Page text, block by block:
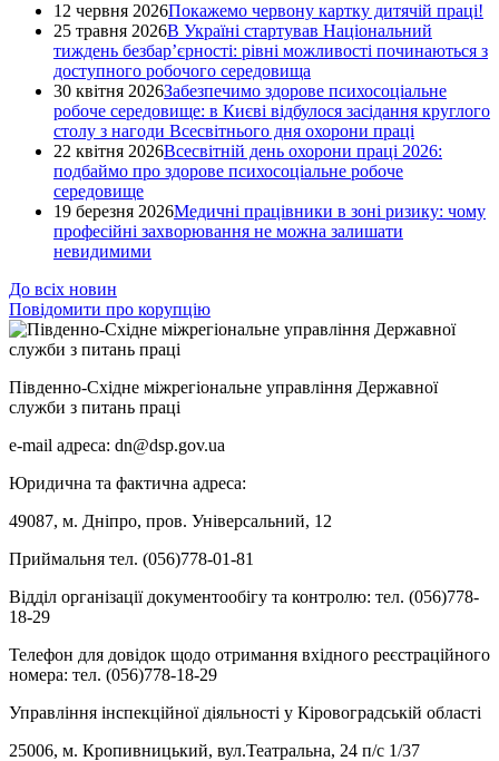
12 червня 2026Покажемо червону картку дитячій праці!
25 травня 2026В Україні стартував Національний
тиждень безбар’єрності: рівні можливості починаються з
доступного робочого середовища
30 квітня 2026Забезпечимо здорове психосоціальне
робоче середовище: в Києві відбулося засідання круглого
столу з нагоди Всесвітнього дня охорони праці
22 квітня 2026Всесвітній день охорони праці 2026:
подбаймо про здорове психосоціальне робоче
середовище
19 березня 2026Медичні працівники в зоні ризику: чому
професійні захворювання не можна залишати
невидимими
До всіх новин
Повідомити про корупцію
Південно-Східне міжрегіональне управління Державної
служби з питань праці
e-mail адреса: dn@dsp.gov.ua
Юридична та фактична адреса:
49087, м. Дніпро, пров. Універсальний, 12
Приймальня тел. (056)778-01-81
Відділ організації документообігу та контролю: тел. (056)778-
18-29
Телефон для довідок щодо отримання вхідного реєстраційного
номера: тел. (056)778-18-29
Управління інспекційної діяльності у Кіровоградській області
25006, м. Кропивницький, вул.Театральна, 24 п/с 1/37